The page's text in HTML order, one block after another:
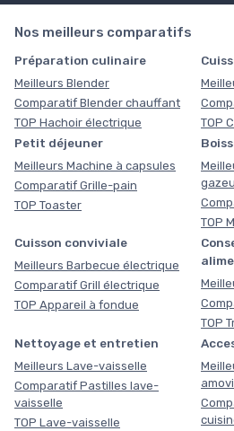
Nos meilleurs comparatifs
Préparation culinaire
Meilleurs Blender
Comparatif Blender chauffant
TOP Hachoir électrique
TOP
Petit déjeuner
Meilleurs Machine à capsules
Comparatif Grille-pain
TOP Toaster
TOP
Cuisson conviviale
Meilleurs Barbecue électrique
Comparatif Grill électrique
TOP Appareil à fondue
TOP
Nettoyage et entretien
Meilleurs Lave-vaisselle
Comparatif Pastilles lave-
vaisselle
TOP Lave-vaisselle